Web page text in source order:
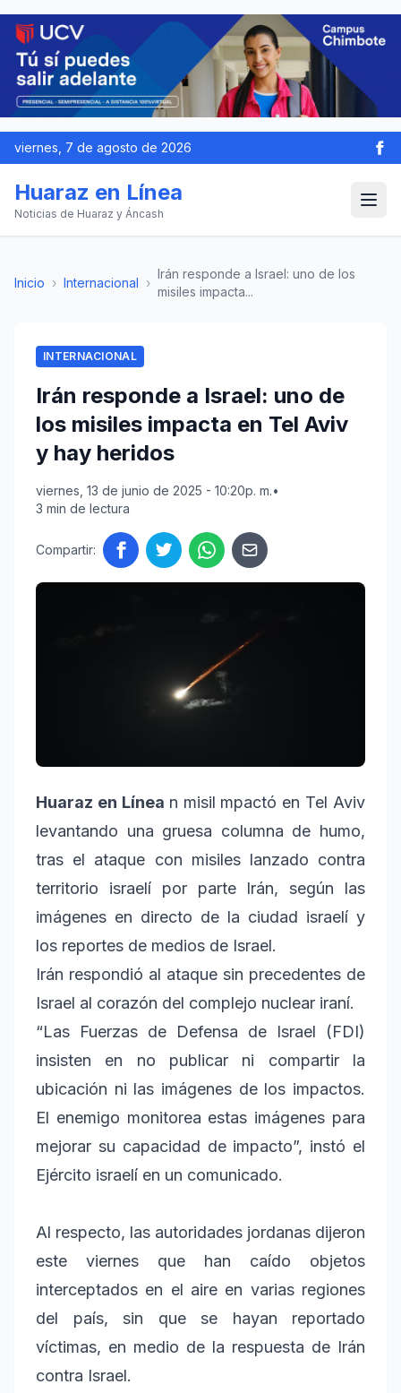
viernes, 7 de agosto de 2026
Huaraz en Línea
Noticias de Huaraz y Áncash
Inicio › Internacional ›
Irán responde a Israel: uno de los
misiles impacta...
INTERNACIONAL
Irán responde a Israel: uno de
los misiles impacta en Tel Aviv
y hay heridos
viernes, 13 de junio de 2025 - 10:20p. m.•
3 min de lectura
Compartir:
Huaraz en Línea n misil mpactó en Tel Aviv
levantando una gruesa columna de humo,
tras el ataque con misiles lanzado contra
territorio israelí por parte Irán, según las
imágenes en directo de la ciudad israelí y
los reportes de medios de Israel.
Irán respondió al ataque sin precedentes de
Israel al corazón del complejo nuclear iraní.
“Las Fuerzas de Defensa de Israel (FDI)
insisten en no publicar ni compartir la
ubicación ni las imágenes de los impactos.
El enemigo monitorea estas imágenes para
mejorar su capacidad de impacto”, instó el
Ejército israelí en un comunicado.
Al respecto, las autoridades jordanas dijeron
este viernes que han caído objetos
interceptados en el aire en varias regiones
del país, sin que se hayan reportado
víctimas, en medio de la respuesta de Irán
contra Israel.